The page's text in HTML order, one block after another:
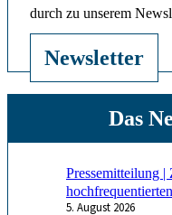
durch zu unserem
Newsletter
Pressemitteilung
5. August 2026